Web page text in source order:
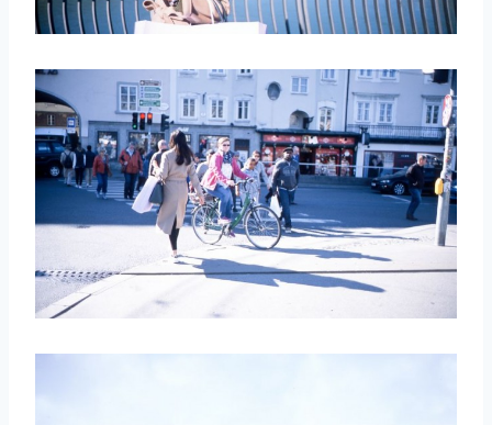
取消 搜索